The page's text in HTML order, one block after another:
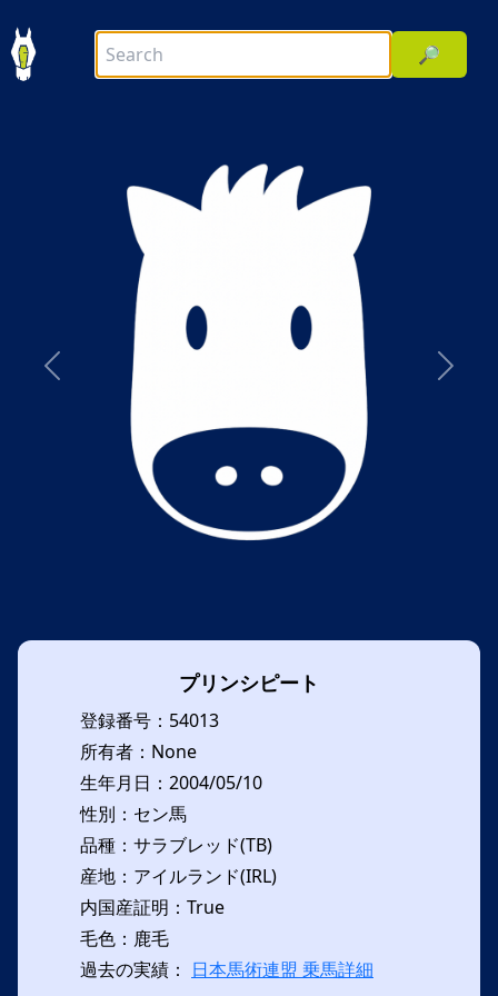
🔎
前へ 次へ
プリンシピート
登録番号：54013
所有者：None
生年月日：2004/05/10
性別：セン馬
品種：サラブレッド(TB)
産地：アイルランド(IRL)
内国産証明：True
毛色：鹿毛
過去の実績： 日本馬術連盟 乗馬詳細